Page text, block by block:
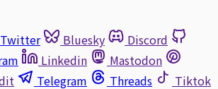
Twitter Bluesky
Discord
Linkedin
Mastodon
Telegram Threads
Tiktok